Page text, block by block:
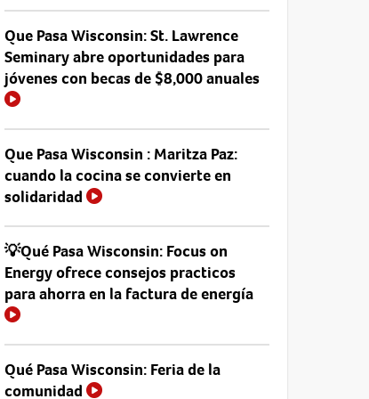
Que Pasa Wisconsin: St. Lawrence
Seminary abre oportunidades para
jóvenes con becas de $8,000 anuales
Que Pasa Wisconsin : Maritza Paz:
cuando la cocina se convierte en
solidaridad
💡Qué Pasa Wisconsin: Focus on
Energy ofrece consejos practicos
para ahorra en la factura de energía
Qué Pasa Wisconsin: Feria de la
comunidad